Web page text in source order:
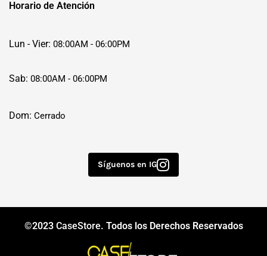
Horario de Atención
Lun - Vier: 08:00AM - 06:00PM
Sab: 08:00AM - 06:00PM
Dom: Cerrado
Síguenos en IG
©2023 CaseStore. Todos los Derechos Reservados